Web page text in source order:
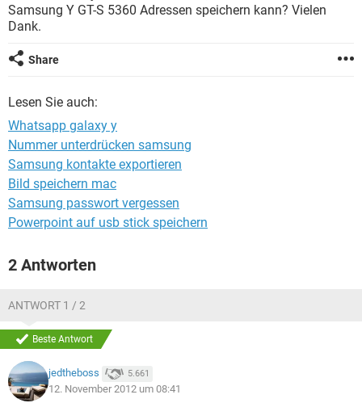
Samsung Y GT-S 5360 Adressen speichern kann? Vielen
Dank.
Share
Lesen Sie auch:
Whatsapp galaxy y
Nummer unterdrücken samsung
Samsung kontakte exportieren
Bild speichern mac
Samsung passwort vergessen
Powerpoint auf usb stick speichern
2 Antworten
ANTWORT 1 / 2
Beste Antwort
jedtheboss 5.661
12. November 2012 um 08:41